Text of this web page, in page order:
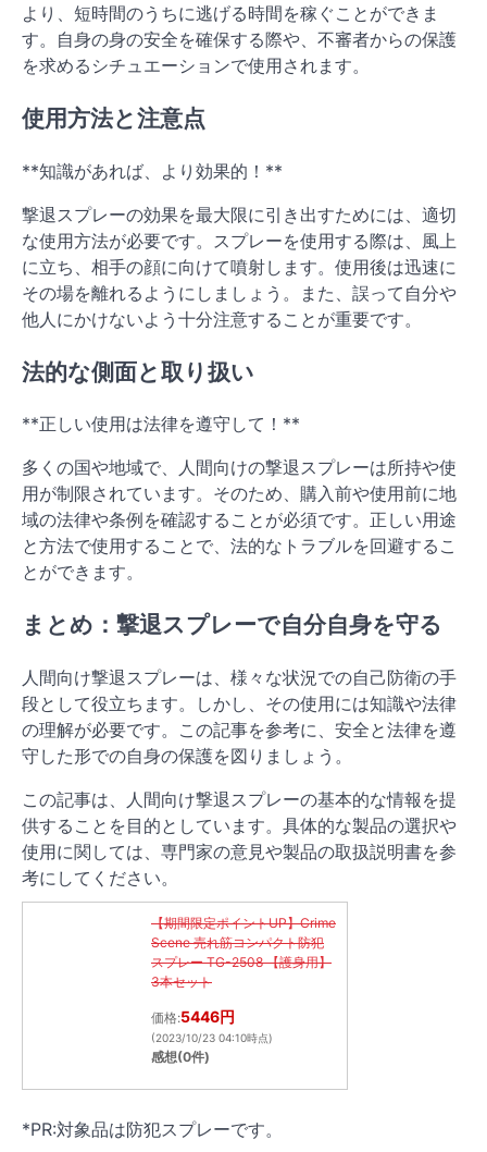
より、短時間のうちに逃げる時間を稼ぐことができま
す。自身の身の安全を確保する際や、不審者からの保護
を求めるシチュエーションで使用されます。
使用方法と注意点
**知識があれば、より効果的！**
撃退スプレーの効果を最大限に引き出すためには、適切
な使用方法が必要です。スプレーを使用する際は、風上
に立ち、相手の顔に向けて噴射します。使用後は迅速に
その場を離れるようにしましょう。また、誤って自分や
他人にかけないよう十分注意することが重要です。
法的な側面と取り扱い
**正しい使用は法律を遵守して！**
多くの国や地域で、人間向けの撃退スプレーは所持や使
用が制限されています。そのため、購入前や使用前に地
域の法律や条例を確認することが必須です。正しい用途
と方法で使用することで、法的なトラブルを回避するこ
とができます。
まとめ：撃退スプレーで自分自身を守る
人間向け撃退スプレーは、様々な状況での自己防衛の手
段として役立ちます。しかし、その使用には知識や法律
の理解が必要です。この記事を参考に、安全と法律を遵
守した形での自身の保護を図りましょう。
この記事は、人間向け撃退スプレーの基本的な情報を提
供することを目的としています。具体的な製品の選択や
使用に関しては、専門家の意見や製品の取扱説明書を参
考にしてください。
【期間限定ポイントUP】Crime
Scene 売れ筋コンパクト防犯
スプレー TG-2508 【護身用】
3本セット
価格:5446円
(2023/10/23 04:10時点)
感想(0件)
*PR:対象品は防犯スプレーです。